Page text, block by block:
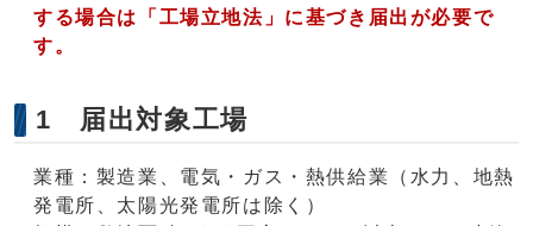
する場合は「工場立地法」に基づき届出が必要で
す。
1 届出対象工場
業種：製造業、電気・ガス・熱供給業（水力、地熱
発電所、太陽光発電所は除く）